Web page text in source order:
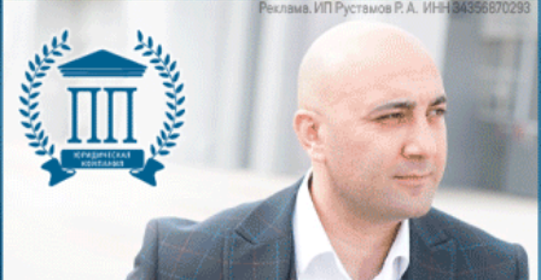
Чтобы как-то отвлечь вас от накопившихся забот,
мы решили подготовить шуточные тесты. Не
воспринимайте их серьезно. Это всего лишь
короткое развлечение для тех, у кого появилась
Своими впечатлениями делитесь в